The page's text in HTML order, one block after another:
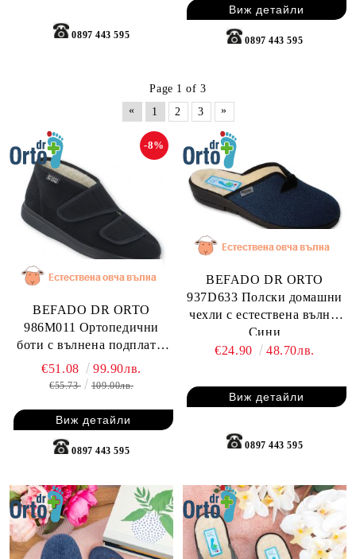
0897 443 595
Виж детайли
0897 443 595
Page 1 of 3
«
1 2 3 »
BEFADO DR ORTO
986M011 Ортопедични
боти с вълнена подплата,
черни
-8%
€51.08 99.90лв.
€55.73 109.00лв.
Виж детайли
0897 443 595
BEFADO DR ORTO
937D633 Полски домашни
чехли с естествена вълна,
Сини
€24.90
48.70лв.
Виж детайли
0897 443 595